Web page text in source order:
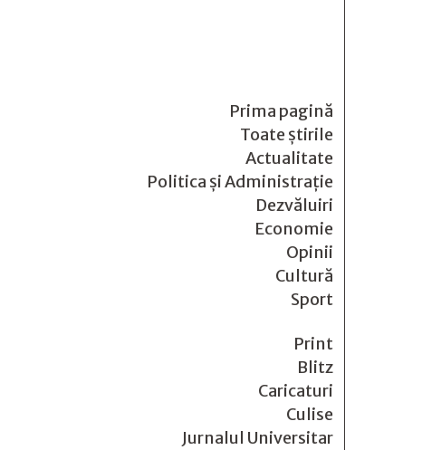
Prima pagină
Toate știrile
Actualitate
Politica și Administrație
Dezvăluiri
Economie
Opinii
Cultură
Sport
Print
Blitz
Caricaturi
Culise
Jurnalul Universitar